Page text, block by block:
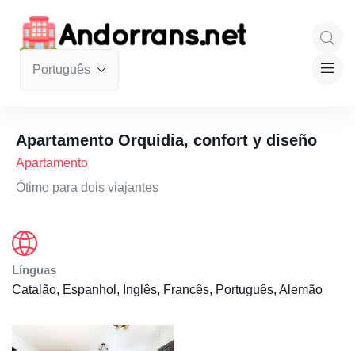
Apartamento Orquidia, confort y diseño
Apartamento
Ótimo para dois viajantes
Línguas
Catalão, Espanhol, Inglês, Francês, Português, Alemão